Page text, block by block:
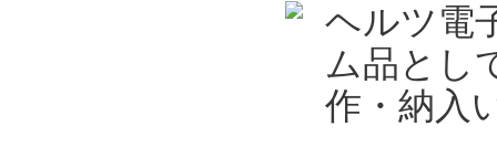
ヘルツ電
ム品とし
作・納入